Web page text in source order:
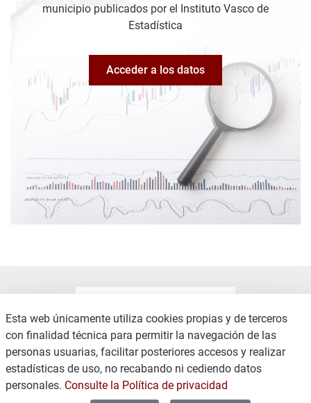
municipio publicados por el Instituto Vasco de
Estadística
Acceder a los datos
Esta web únicamente utiliza cookies propias y de terceros
con finalidad técnica para permitir la navegación de las
personas usuarias, facilitar posteriores accesos y realizar
estadísticas de uso, no recabando ni cediendo datos
personales. Consulte la Política de privacidad